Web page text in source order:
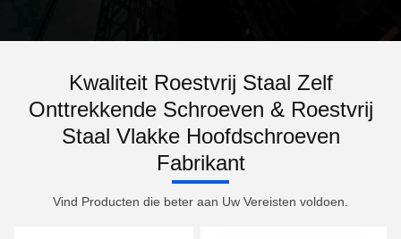
Kwaliteit Roestvrij Staal Zelf
Onttrekkende Schroeven & Roestvrij
Staal Vlakke Hoofdschroeven
Fabrikant
Vind Producten die beter aan Uw Vereisten voldoen.